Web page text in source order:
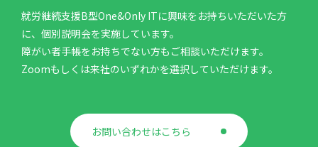
就労継続支援B型One&Only ITに興味をお持ちいただいた方
に、個別説明会を実施しています。
障がい者手帳をお持ちでない方もご相談いただけます。
Zoomもしくは来社のいずれかを選択していただけます。
お問い合わせはこちら